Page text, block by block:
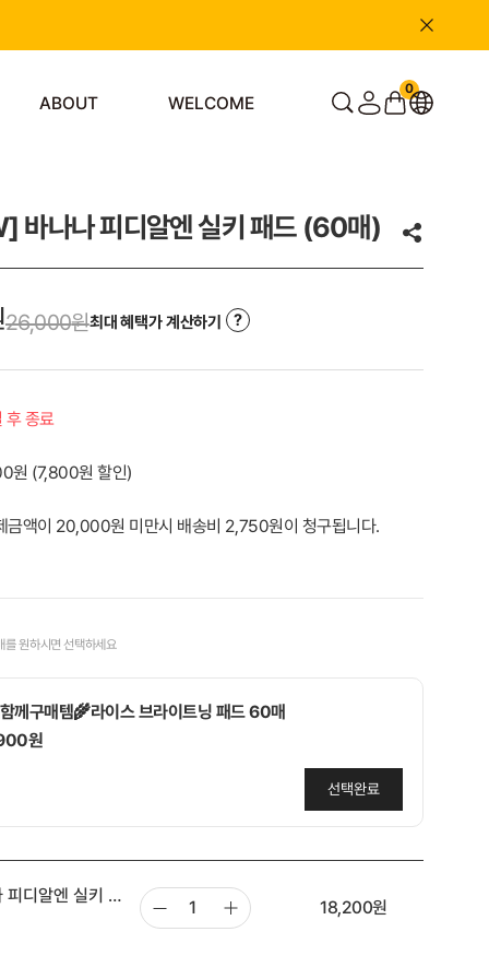
ABOUT WELCOME
0
바나나 피디알엔 실키 패드 (60매)
26,000원최대 혜택가 계산하기
후 종료
원 (7,800원 할인)
금액이 20,000원 미만시 배송비 2,750원이 청구됩니다.
를 원하시면 선택하세요
께구매템🌾라이스 브라이트닝 패드 60매
원
선택완료
께구매템🩷당근&복숭아 패드 10매 지퍼 휴대용
원
디알엔 실키 패
18,200원